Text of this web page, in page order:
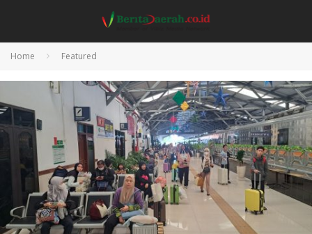
Home Featured